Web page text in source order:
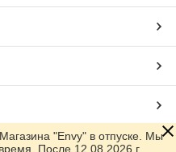
Satu.kz
"Envy" в отпуске. Мы
После 12.08.2026 г.